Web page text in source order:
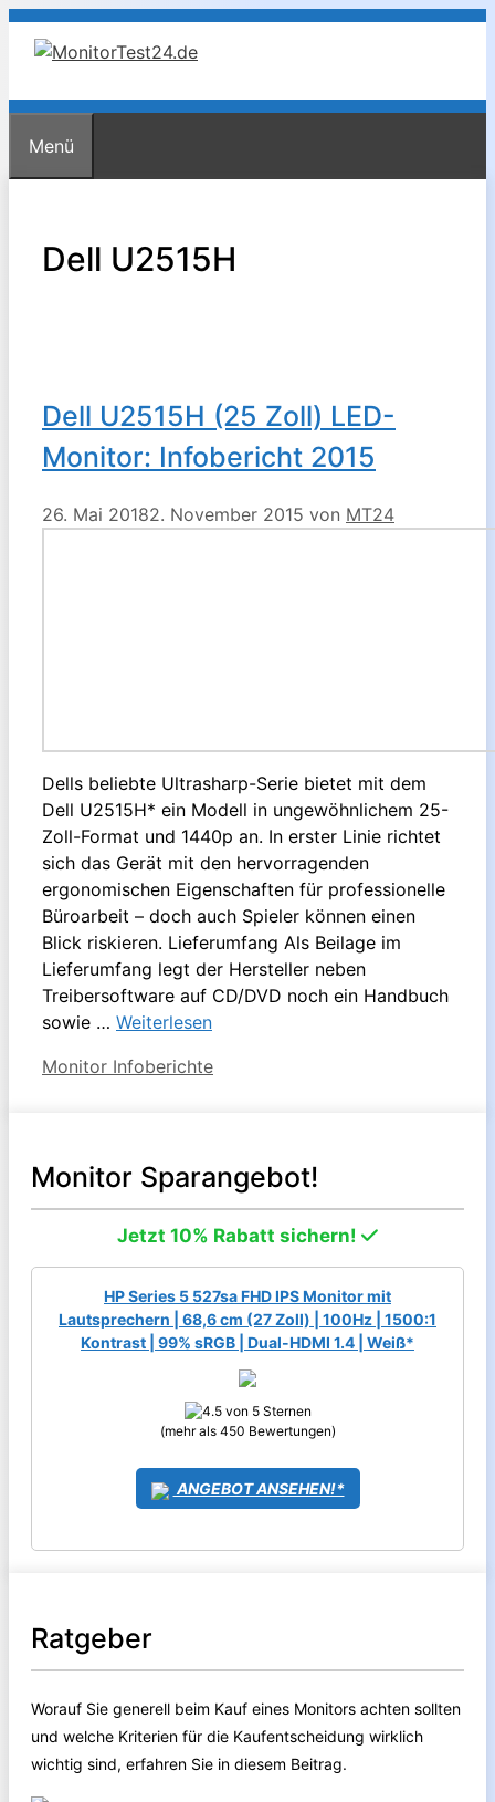
Zum
Inhalt
Menü
Dell U2515H
Dell U2515H (25 Zoll) LED-
Monitor: Infobericht 2015
26. Mai 20182. November 2015 von MT24
Dells beliebte Ultrasharp-Serie bietet mit dem
Dell U2515H* ein Modell in ungewöhnlichem 25-
Zoll-Format und 1440p an. In erster Linie richtet
sich das Gerät mit den hervorragenden
ergonomischen Eigenschaften für professionelle
Büroarbeit – doch auch Spieler können einen
Blick riskieren. Lieferumfang Als Beilage im
Lieferumfang legt der Hersteller neben
Treibersoftware auf CD/DVD noch ein Handbuch
sowie … Weiterlesen
Kategorien
Monitor Infoberichte
Monitor Sparangebot!
Jetzt 10% Rabatt sichern!
HP Series 5 527sa FHD IPS Monitor mit
Lautsprechern | 68,6 cm (27 Zoll) | 100Hz | 1500:1
Kontrast | 99% sRGB | Dual-HDMI 1.4 | Weiß*
(mehr als 450 Bewertungen)
ANGEBOT ANSEHEN!*
Ratgeber
Worauf Sie generell beim Kauf eines Monitors achten sollten
und welche Kriterien für die Kaufentscheidung wirklich
wichtig sind, erfahren Sie in diesem Beitrag.